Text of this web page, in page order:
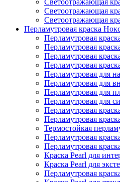
Светоотражающая
Светоотражающая
Светоотражающая
Перламутровая краска
Перламутровая
Перламутровая
Перламутровая
Перламутровая
Перламутровая для
Перламутровая для
Перламутровая для
Перламутровая для
Перламутровая
Перламутровая
Термостойкая
Перламутровая
Перламутровая
Краска Pearl для
Краска Pearl для
Перламутровая